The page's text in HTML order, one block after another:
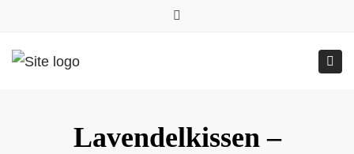
0157.77545786
Submit
Lavendelkissen –